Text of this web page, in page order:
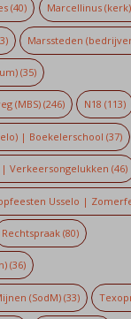
(40) Marcellinus (kerk)
Marssteden
(35)
(MBS)(246) N18 (113)
| Boekelerschool (37)
Verkeersongelukken (46)
Usselo |
Rechtspraak (80)
(36)
(SodM)(33)